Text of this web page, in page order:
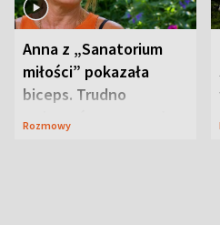
Anna z „Sanatorium
miłości” pokazała
biceps. Trudno
uwierzyć, co przeszła
Rozmowy